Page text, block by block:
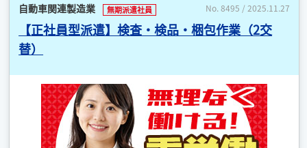
自動車関連製造業 無期派遣社員 No. 8495 / 2025.11.27
【正社員型派遣】検査・検品・梱包作業（2交
替）